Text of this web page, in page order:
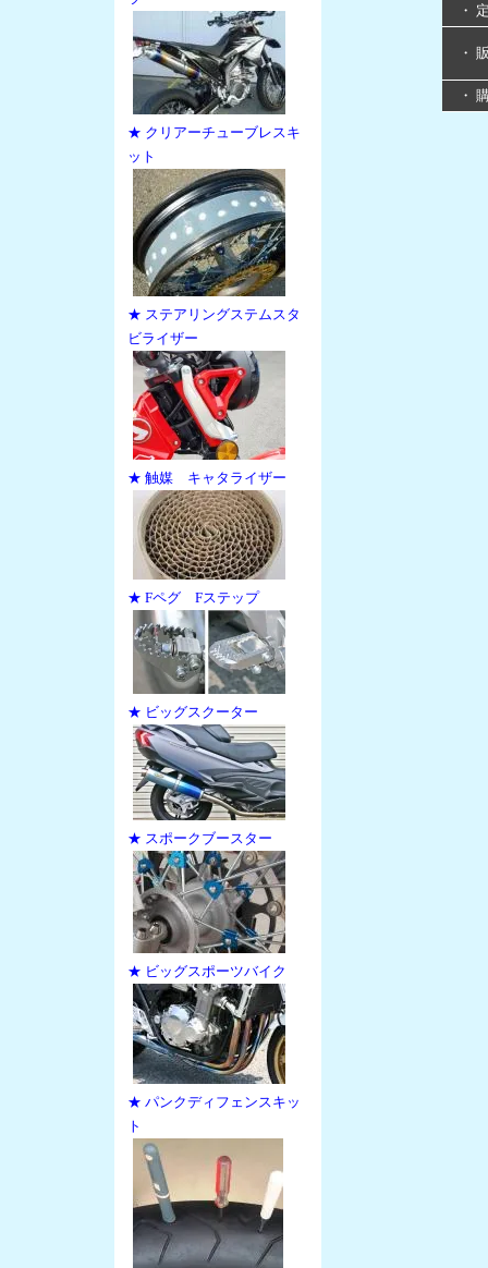
★ クリアーチューブレスキ
ット
★ ステアリングステムスタ
ビライザー
★ 触媒 キャタライザー
★ Fペグ Fステップ
★ ビッグスクーター
★ スポークブースター
★ ビッグスポーツバイク
★ パンクディフェンスキッ
ト
・
・
・